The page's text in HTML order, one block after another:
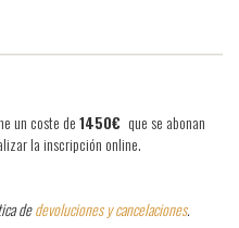
un coste de1450€ que se abonan
la inscripción online.
dedevoluciones y cancelaciones.